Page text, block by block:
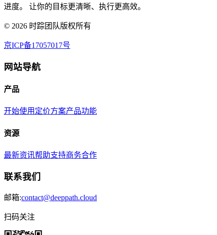
进度。 让你的目标更清晰、执行更高效。
© 2026 时踪团队版权所有
京ICP备17057017号
网站导航
产品
开始使用 定价方案产品功能
资源
最新资讯帮助支持商务合作
联系我们
邮箱:contact@deeppath.cloud
扫码关注